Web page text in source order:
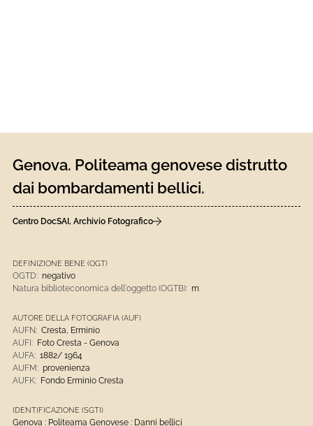
Genova. Politeama genovese distrutto
dai bombardamenti bellici.
Centro DocSAI, Archivio Fotografico
DEFINIZIONE BENE (OGT)
OGTD: negativo
Natura biblioteconomica dell'oggetto (OGTB): m
AUTORE DELLA FOTOGRAFIA (AUF)
AUFN: Cresta, Erminio
AUFI: Foto Cresta - Genova
AUFA: 1882/ 1964
AUFM: provenienza
AUFK: Fondo Erminio Cresta
IDENTIFICAZIONE (SGTI)
Genova : Politeama Genovese : Danni bellici